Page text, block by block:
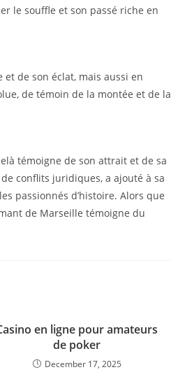
le souffle et son passé riche en
de son éclat, mais aussi en
de témoin de la montée et de la
témoigne de son attrait et de sa
conflits juridiques, a ajouté à sa
passionnés d’histoire. Alors que
de Marseille témoigne du
en ligne pour amateurs
de poker
December 17, 2025